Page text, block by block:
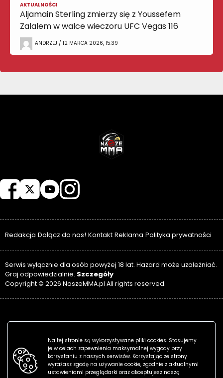
AKTUALNOŚCI
Aljamain Sterling zmierzy się z Youssefem
Zalalem w walce wieczoru UFC Vegas 116
ANDRZEJ / 12 MARCA 2026, 15:39
Redakcja Dołącz do nas! Kontakt Reklama Polityka prywatności
Serwis wyłącznie dla osób powyżej 18 lat. Hazard może uzależniać.
Graj odpowiedzialnie. Szczegóły
Copyright © 2026 NaszeMMA.pl All rights reserved.
Na tej stronie są wykorzystywane pliki cookies. Stosujemy
je w celach zapewnienia maksymalnej wygody przy
korzystaniu z naszych serwisów. Korzystając ze strony
wyrażasz zgodę na używanie cookie, zgodnie z aktualnymi
ustawieniami przeglądarki oraz akceptujesz naszą